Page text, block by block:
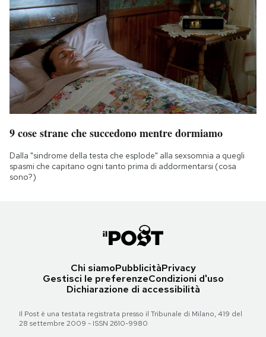
9 cose strane che succedono mentre dormiamo
Dalla "sindrome della testa che esplode" alla sexsomnia a quegli
spasmi che capitano ogni tanto prima di addormentarsi (cosa
sono?)
Chi siamoPubblicitàPrivacy
Gestisci le preferenzeCondizioni d'uso
Dichiarazione di accessibilità
Il Post è una testata registrata presso il Tribunale di Milano, 419 del
28 settembre 2009 - ISSN 2610-9980